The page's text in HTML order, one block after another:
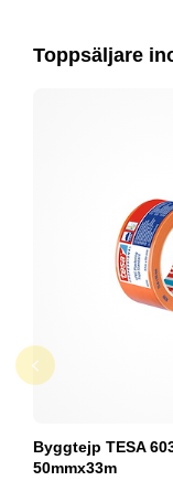
Toppsäljare
Byggtejp TESA
50mmx33m